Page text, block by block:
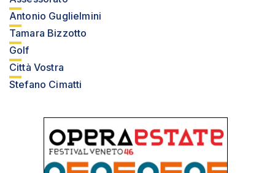
Antonio Guglielmini
Tamara Bizzotto
Golf
Città Vostra
Stefano Cimatti